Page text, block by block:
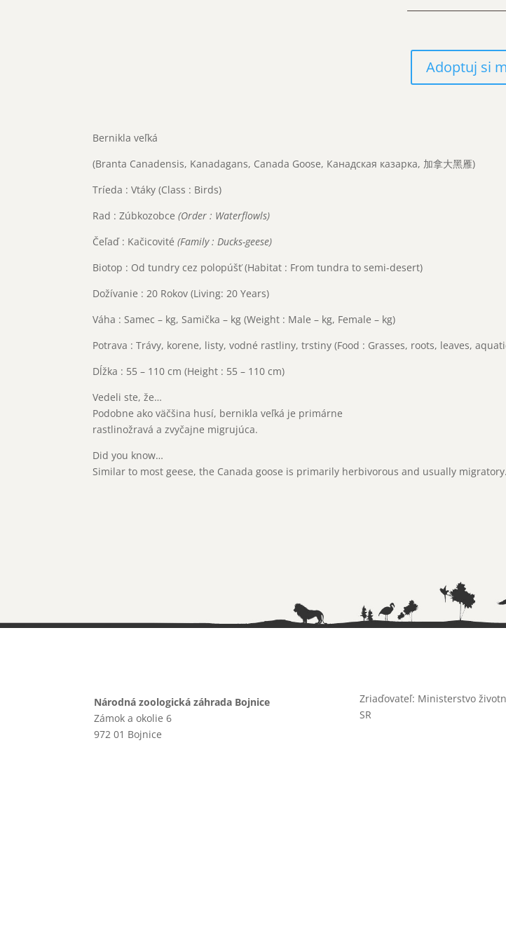
Adoptuj si
Bernikla veľká
(Branta Canadensis, Kanadagans, Canada Goose, Канадская казарка, 加拿大黑雁)
Tríeda : Vtáky (Class : Birds)
Rad : Zúbkozobce (Order : Waterflowls)
Čeľaď : Kačicovité (Family : Ducks-geese)
Biotop : Od tundry cez polopúšť (Habitat : From tundra to semi-desert)
Dožívanie : 20 Rokov (Living: 20 Years)
Váha : Samec – kg, Samička – kg (Weight : Male – kg, Female – kg)
Potrava : Trávy, korene, listy, vodné rastliny, trstiny (Food : Grasses, roots, leaves,
Dĺžka : 55 – 110 cm (Height : 55 – 110 cm)
Vedeli ste, že…
Podobne ako väčšina husí, bernikla veľká je primárne
rastlinožravá a zvyčajne migrujúca.
Did you know…
Similar to most geese, the Canada goose is primarily herbivorous and usually migratory.
Národná zoologická záhrada Bojnice
Zámok a okolie 6
972 01 Bojnice
Zriaďovateľ: Ministerstvo
SR